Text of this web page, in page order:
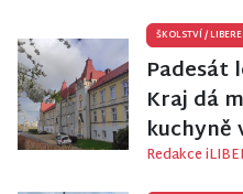
ŠKOLSTVÍ/
Padesát
Kraj dá
kuchyně
Redakce